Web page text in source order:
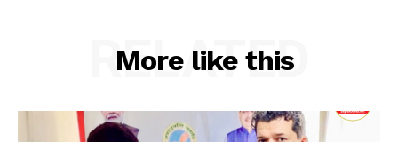
Company
More like this
RELATED